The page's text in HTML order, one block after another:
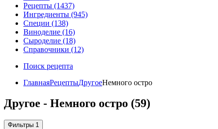
Рецепты (1437)
Ингредиенты (945)
Специи (138)
Виноделие (16)
Сыроделие (18)
Справочники (12)
Поиск рецепта
ГлавнаяРецептыДругоеНемного остро
Другое - Немного остро (59)
Фильтры 1